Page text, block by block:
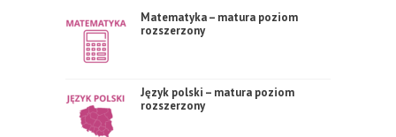
Matematyka – matura poziom
rozszerzony
Język polski – matura poziom
rozszerzony